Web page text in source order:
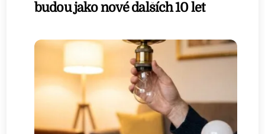
budou jako nové dalších 10 let